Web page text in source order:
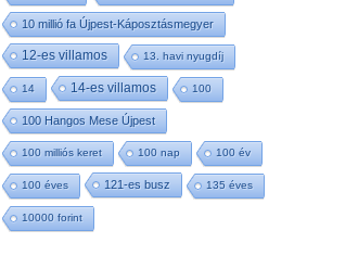
10 millió fa Újpest-Káposztásmegyer
12-es villamos 13. havi nyugdíj
14 14-es villamos 100
100 Hangos Mese Újpest
100 milliós keret 100 nap 100 év
100 éves 121-es busz 135 éves
10000 forint